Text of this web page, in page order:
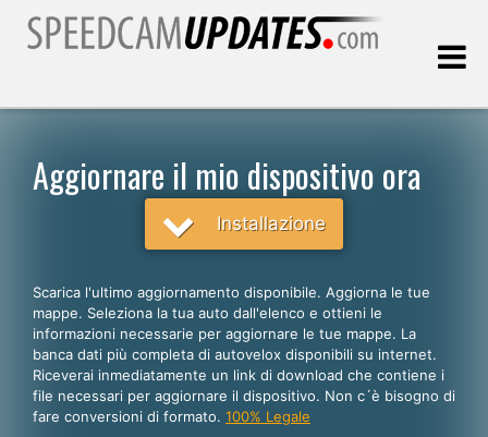
Italiano
English
Español
Aggiornare il mio dispositivo ora
Installazione
Scarica l'ultimo aggiornamento disponibile. Aggiorna le tue
mappe. Seleziona la tua auto dall'elenco e ottieni le
informazioni necessarie per aggiornare le tue mappe. La
banca dati più completa di autovelox disponibili su internet.
Riceverai inmediatamente un link di download che contiene i
file necessari per aggiornare il dispositivo. Non c´è bisogno di
fare conversioni di formato. 100% Legale